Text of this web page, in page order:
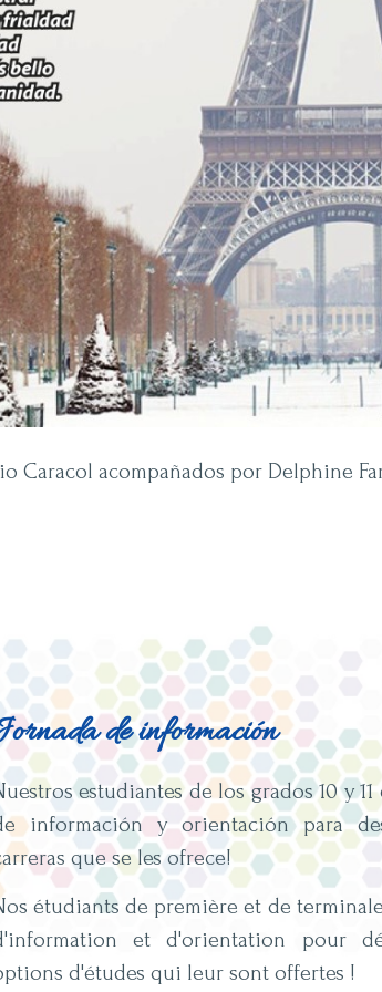
Caracol acompañados por Delphine
de información
estudiantes de los grados 10 y
información y orientación para
que se les ofrece!
étudiants de première et de
et d'orientation pour
d'études qui leur sont offertes !